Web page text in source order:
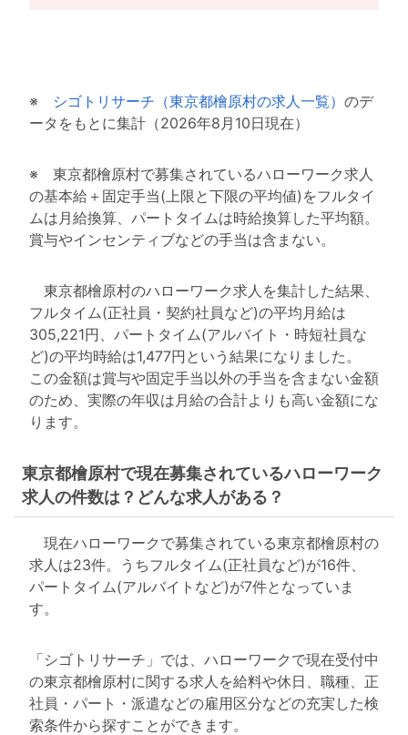
※ シゴトリサーチ（東京都檜原村の求人一覧） のデ
ータをもとに集計（2026年8月10日現在）
※ 東京都檜原村で募集されているハローワーク求人
の基本給＋固定手当(上限と下限の平均値)をフルタイ
ムは月給換算、パートタイムは時給換算した平均額。
賞与やインセンティブなどの手当は含まない。
東京都檜原村のハローワーク求人を集計した結果、
フルタイム(正社員・契約社員など)の平均月給は
305,221円、パートタイム(アルバイト・時短社員な
ど)の平均時給は1,477円という結果になりました。
この金額は賞与や固定手当以外の手当を含まない金額
のため、実際の年収は月給の合計よりも高い金額にな
ります。
東京都檜原村で現在募集されているハローワーク
求人の件数は？どんな求人がある？
現在ハローワークで募集されている東京都檜原村の
求人は23件。うちフルタイム(正社員など)が16件、
パートタイム(アルバイトなど)が7件となっていま
す。
「シゴトリサーチ」では、ハローワークで現在受付中
の東京都檜原村に関する求人を給料や休日、職種、正
社員・パート・派遣などの雇用区分などの充実した検
索条件から探すことができます。